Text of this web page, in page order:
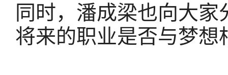
同时，潘成梁也向大
将来的职业是否与梦